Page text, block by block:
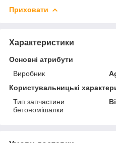
Приховати
Характеристики
Основні атрибути
Виробник
Користувальницькі
Тип запчастини
бетономішалки